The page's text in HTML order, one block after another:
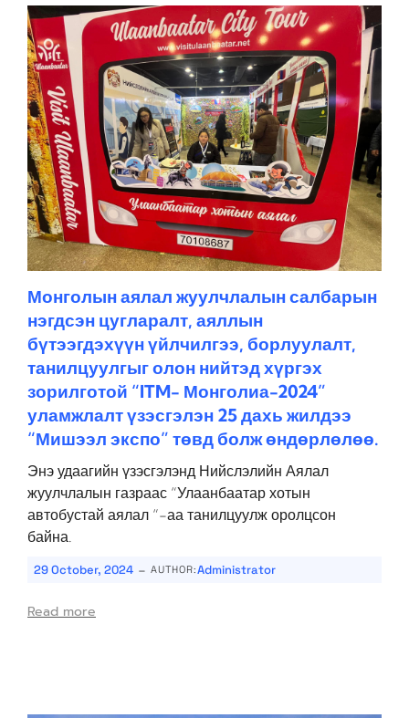
Монголын аялал жуулчлалын салбарын
нэгдсэн цугларалт, аяллын
бүтээгдэхүүн үйлчилгээ, борлуулалт,
танилцуулгыг олон нийтэд хүргэх
зорилготой “ITM- Монголиа-2024”
уламжлалт үзэсгэлэн 25 дахь жилдээ
“Мишээл экспо” төвд болж өндөрлөлөө.
Энэ удаагийн үзэсгэлэнд Нийслэлийн Аялал
жуулчлалын газраас “Улаанбаатар хотын
автобустай аялал “-аа танилцуулж оролцсон
байна.
29 October, 2024 - AUTHOR:Administrator
Read more